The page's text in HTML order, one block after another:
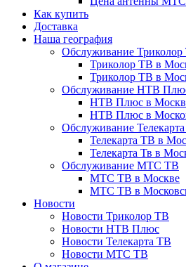
Как купить
Доставка
Наша география
Обслуживание
Триколор ТВ в
Триколор ТВ в
Обслуживание НТВ
НТВ Плюс в
НТВ Плюс в
Обслуживание
Телекарта ТВ в
Телекарта Тв в
Обслуживание МТС ТВ
МТС ТВ в Москве
МТС ТВ в
Новости
Новости Триколор ТВ
Новости НТВ Плюс
Новости Телекарта ТВ
Новости МТС ТВ